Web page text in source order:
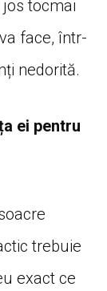
tocmai
face, într-
nedorită.
ei pentru
trebuie
exact ce